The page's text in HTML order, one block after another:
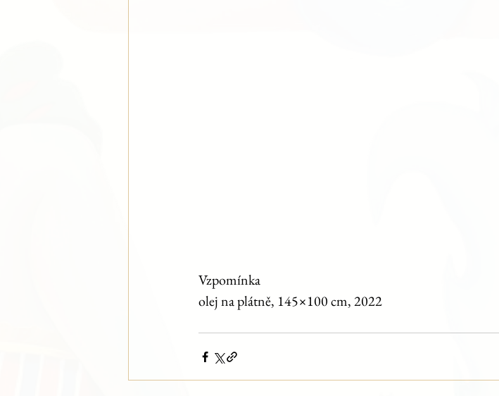
Vzpomínka
olej na plátně, 145×100 cm, 2022